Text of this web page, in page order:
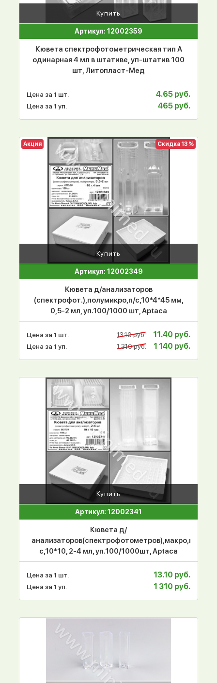
Купить
Артикул: 12002359
Кювета спектрофотометрическая тип А
одинарная 4 мл в штативе, уп-штатив 100
шт, Литопласт-Мед
Цена за 1 шт. 4.65 руб.
Цена за 1 уп. 465 руб.
Акция Скидка 13 %
Купить
Артикул: 12002349
Кювета д/анализаторов
(спектрофот.),полумикро,п/с,10*4*45 мм,
0,5-2 мл, уп.100/1000 шт, Aptaca
Цена за 1 шт. 13.10 руб. 11.40 руб.
Цена за 1 уп. 1 310 руб. 1 140 руб.
Купить
Артикул: 12002341
Кювета д/
анализаторов(спектрофотометров),макро,п/
с,10*10, 2-4 мл, уп.100/1000шт, Aptaca
Цена за 1 шт. 13.10 руб.
Цена за 1 уп. 1 310 руб.